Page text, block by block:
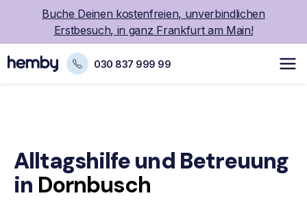
Buche Deinen kostenfreien, unverbindlichen
Erstbesuch, in ganz Frankfurt am Main!
030 837 999 99
Alltagshilfe und Betreuung
in Dornbusch